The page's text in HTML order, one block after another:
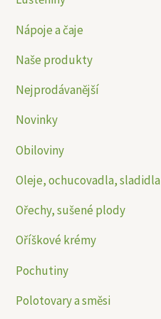
Nápoje a čaje
Naše produkty
Nejprodávanější
Novinky
Obiloviny
Oleje, ochucovadla, sladidla
Ořechy, sušené plody
Oříškové krémy
Pochutiny
Polotovary a směsi